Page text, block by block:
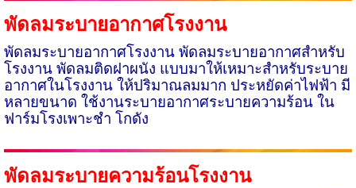
พัดลมระบายอากาศโรงงาน
พัดลมระบายอากาศโรงงาน พัดลมระบายอากาศสำหรับ
โรงงาน พัดลมติดฝาผนัง แบบมาให้เหมาะสำหรับระบาย
อากาศในโรงงาน ให้ปริมาณลมมาก ประหยัดค่าไฟฟ้า มี
หลายขนาด ใช้งานระบายอากาศระบายความร้อนใน
ฟาร์มโรงเพาะชำ โกดัง
พัดลมระบายความร้อนโรงงาน